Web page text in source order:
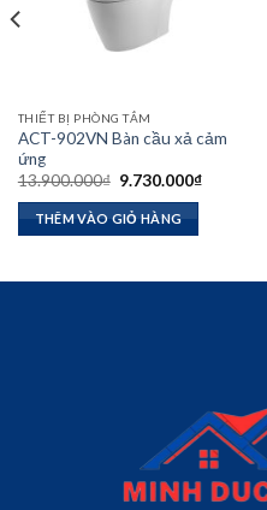
THIẾT BỊ PHÒNG TẮM
ACT-902VN Bàn cầu xả cảm
ứng
13.900.000₫ Giá
là:
13.900.000₫.
9.730.000₫Giá
THÊM VÀO GIỎ HÀNG